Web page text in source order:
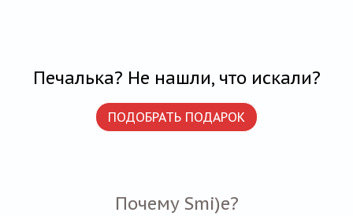
Печалька? Не нашли, что искали?
ПОДОБРАТЬ ПОДАРОК
Почему Smi)e?